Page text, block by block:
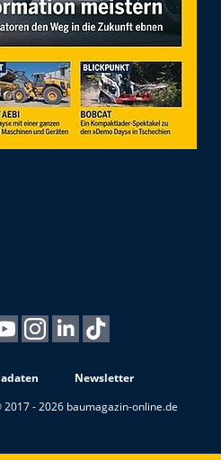
Newsletter
- 2026 baumagazin-online.de